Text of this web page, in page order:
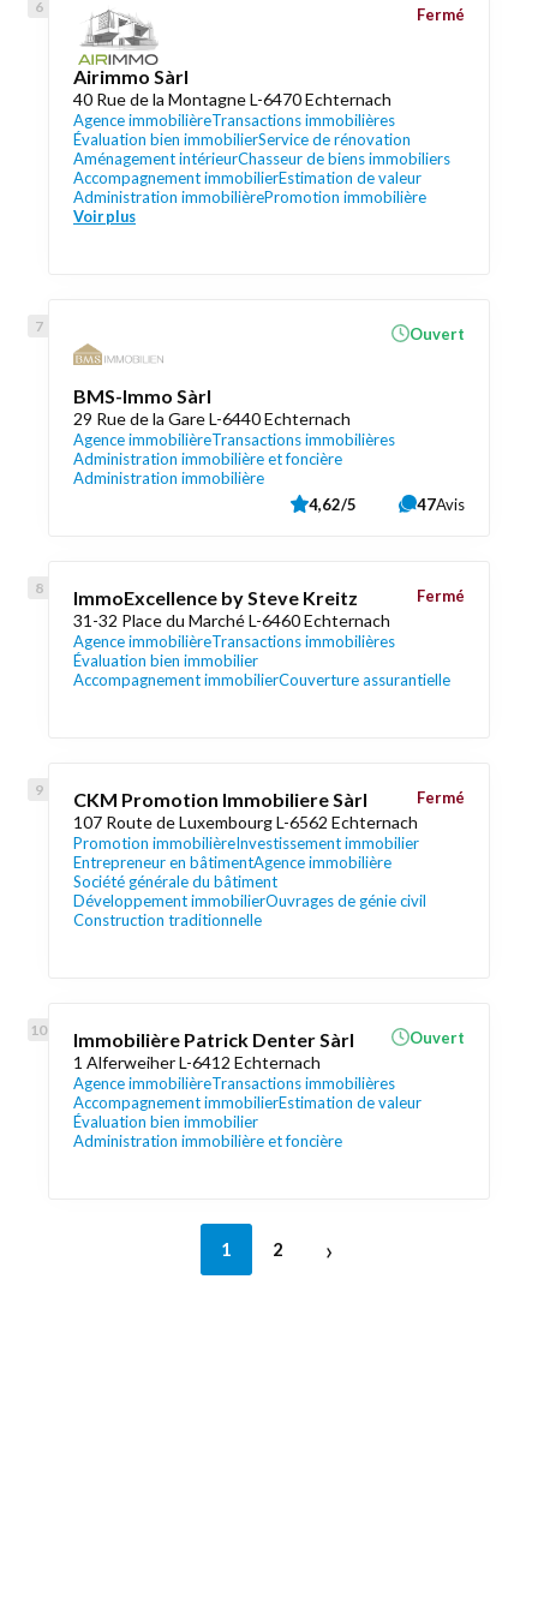
Airimmo Sàrl
40 Rue de la Montagne L-6470 Echternach
Agence immobilièreTransactions immobilières
Évaluation bien immobilierService de rénovation
Aménagement intérieurChasseur de biens immobiliers
Accompagnement immobilierEstimation de valeur
Administration immobilièrePromotion immobilière
Voir plus
Fermé
BMS-Immo Sàrl
29 Rue de la Gare L-6440 Echternach
Agence immobilièreTransactions immobilières
Administration immobilière et foncière
Administration immobilière
Ouvert
4,62/5 47Avis
ImmoExcellence by Steve Kreitz
31-32 Place du Marché L-6460 Echternach
Agence immobilièreTransactions immobilières
Évaluation bien immobilier
Accompagnement immobilierCouverture assurantielle
Fermé
CKM Promotion Immobiliere Sàrl
107 Route de Luxembourg L-6562 Echternach
Promotion immobilièreInvestissement immobilier
Entrepreneur en bâtimentAgence immobilière
Société générale du bâtiment
Développement immobilierOuvrages de génie civil
Construction traditionnelle
Fermé
Immobilière Patrick Denter Sàrl
1 Alferweiher L-6412 Echternach
Agence immobilièreTransactions immobilières
Accompagnement immobilierEstimation de valeur
Évaluation bien immobilier
Administration immobilière et foncière
Ouvert
1 2 ›